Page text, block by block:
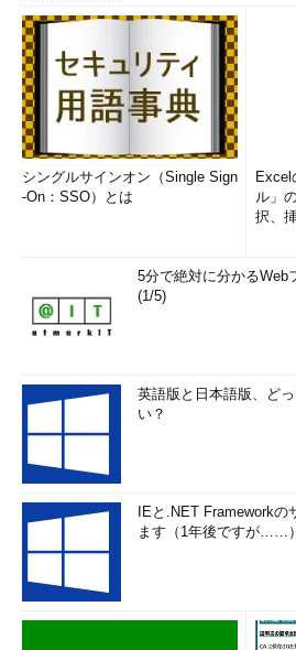
シングルサインオン（Single Sign
-On：SSO）とは
Excel
ル」
択、
5分で絶対に分かるWeb
(1/5)
英語版と日本語版、ど
い？
IEと.NET Frameworkの
ます（1年後ですが……）